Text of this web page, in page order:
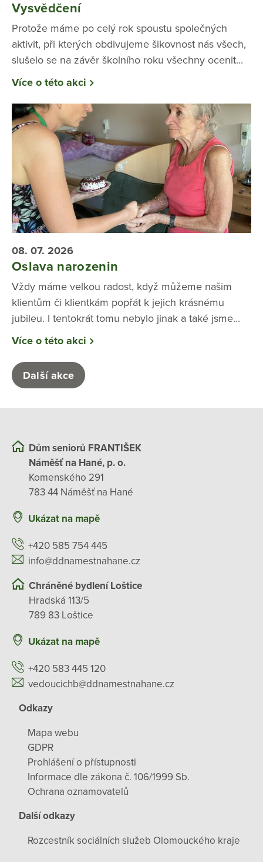
Vysvědčení
Protože máme po celý rok spoustu společných
aktivit, při kterých obdivujeme šikovnost nás všech,
slušelo se na závěr školního roku všechny ocenit...
Více o této akci
08. 07. 2026
Oslava narozenin
Vždy máme velkou radost, když můžeme našim
klientům či klientkám popřát k jejich krásnému
jubileu. I tentokrát tomu nebylo jinak a také jsme...
Více o této akci
Další akce
Dům seniorů FRANTIŠEK
Náměšť na Hané, p. o.
Komenského 291
783 44 Náměšť na Hané
Ukázat na mapě
+420 585 754 445
info@ddnamestnahane.cz
Chráněné bydlení Loštice
Hradská 113/5
789 83 Loštice
Ukázat na mapě
+420 583 445 120
vedoucichb@ddnamestnahane.cz
Odkazy
Mapa webu
GDPR
Prohlášení o přístupnosti
Informace dle zákona č. 106/1999 Sb.
Ochrana oznamovatelů
Další odkazy
Rozcestník sociálních služeb Olomouckého kraje